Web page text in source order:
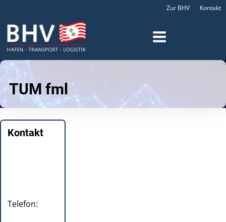
Zur BHV Kontakt
TUM fml
Kontakt
Telefon: